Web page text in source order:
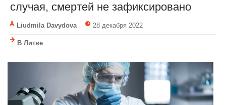
случая, смертей не зафиксировано
Liudmila Davydova 28 декабря 2022
В Литве